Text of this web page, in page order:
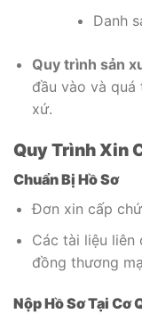
Danh
Quy trình sản
đầu vào và
xứ.
Quy Trình Xin
Chuẩn Bị Hồ Sơ
Đơn xin cấp
Các tài liệu liên
đồng thương
Nộp Hồ Sơ Tại Cơ